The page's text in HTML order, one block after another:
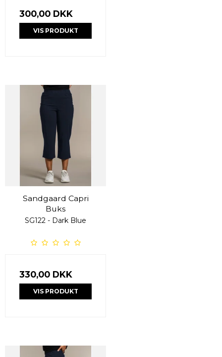
300,00 DKK
VIS PRODUKT
Sandgaard Capri
Buks
SG122 - Dark Blue
330,00 DKK
VIS PRODUKT